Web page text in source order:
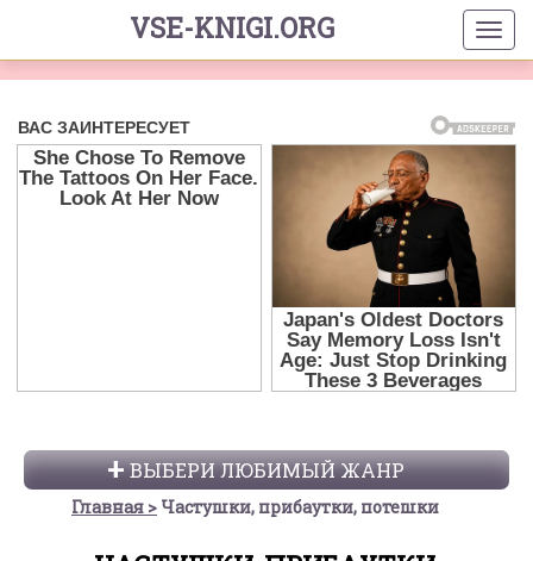
VSE-KNIGI.ORG
ВЫБЕРИ ЛЮБИМЫЙ ЖАНР
Главная Частушки, прибаутки, потешки